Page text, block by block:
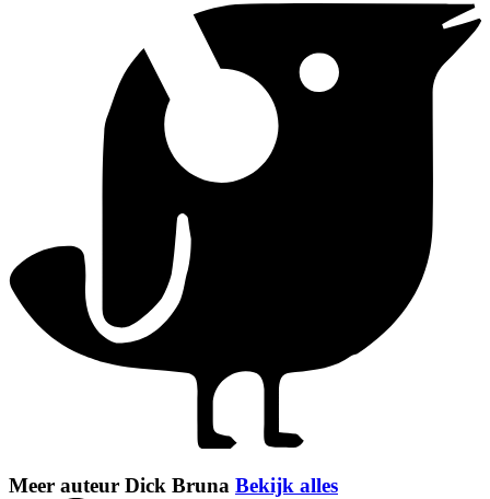
Meer auteur Dick Bruna Bekijk alles